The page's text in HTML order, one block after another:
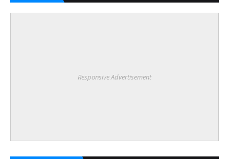
Responsive Advertisement